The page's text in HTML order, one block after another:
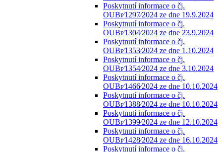
Poskytnutí informace o čj.
OUBr⁄1297⁄2024 ze dne 19.9.2024
Poskytnutí informace o čj.
OUBr⁄1304⁄2024 ze dne 23.9.2024
Poskytnutí informace o čj.
OUBr⁄1353⁄2024 ze dne 1.10.2024
Poskytnutí informace o čj.
OUBr⁄1354⁄2024 ze dne 3.10.2024
Poskytnutí informace o čj.
OUBr⁄1466⁄2024 ze dne 10.10.2024
Poskytnutí informace o čj.
OUBr⁄1388⁄2024 ze dne 10.10.2024
Poskytnutí informace o čj.
OUBr⁄1399⁄2024 ze dne 12.10.2024
Poskytnutí informace o čj.
OUBr⁄1428⁄2024 ze dne 16.10.2024
Poskytnutí informace o čj.